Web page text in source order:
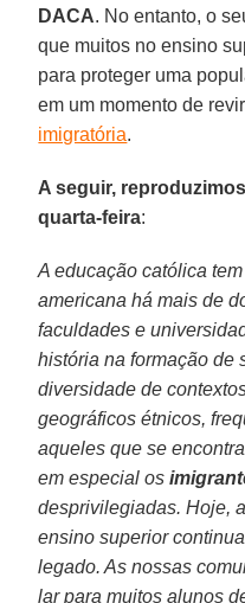
DACA. No entanto, o
que muitos no ensino
para proteger uma
em um momento de
imigratória.
A seguir,
quarta-feira:
A educação católica
americana há mais de
faculdades e
história na formação de
diversidade de
geográficos étnicos,
aqueles que se
em especial os
desprivilegiadas. Hoje,
ensino superior
legado. As nossas
lar para muitos alunos